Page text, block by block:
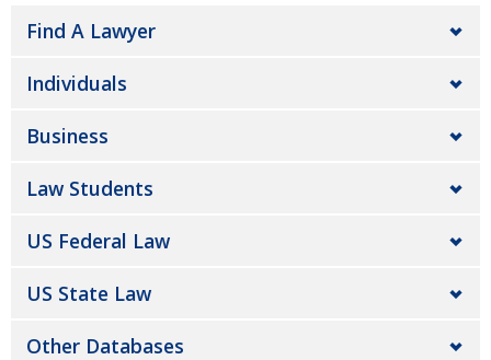
Find A Lawyer
Individuals
Business
Law Students
US Federal Law
US State Law
Other Databases